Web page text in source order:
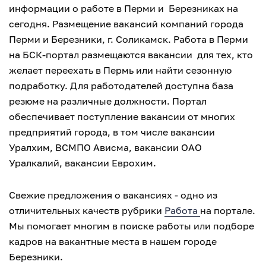
информации о работе в Перми и Березниках на
сегодня. Размещение вакансий компаний города
Перми и Березники, г. Соликамск. Работа в Перми
на БСК-портал размещаются вакансии для тех, кто
желает переехать в Пермь или найти сезонную
подработку. Для работодателей доступна база
резюме на различные должности. Портал
обеспечивает поступление вакансии от многих
предприятий города, в том числе вакансии
Уралхим, ВСМПО Ависма, вакансии ОАО
Уралкалий, вакансии Еврохим.
Свежие предложения о вакансиях - одно из
отличительных качеств рубрики Работа на портале.
Мы помогает многим в поиске работы или подборе
кадров на вакантные места в нашем городе
Березники.